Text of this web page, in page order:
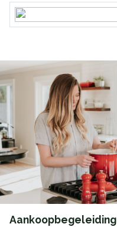
Aankoopbegeleiding